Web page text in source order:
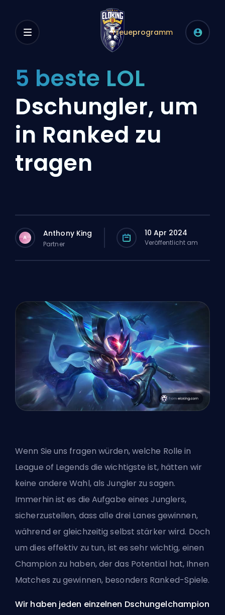
Treueprogramm
5 beste LOL
Dschungler, um
in Ranked zu
tragen
A Anthony King
Partner
10 Apr 2024
Veröffentlicht am
Wenn Sie uns fragen würden, welche Rolle in
League of Legends die wichtigste ist, hätten wir
keine andere Wahl, alsJungler zu sagen.
Immerhin ist es die Aufgabe eines Junglers,
sicherzustellen, dass alle drei Lanes gewinnen,
während er gleichzeitig selbst stärker wird. Doch
um dies effektiv zu tun, ist es sehr wichtig, einen
Champion zu haben, der das Potential hat, Ihnen
Matches zu gewinnen, besonders Ranked-Spiele.
Wir haben jeden einzelnen Dschungelchampion